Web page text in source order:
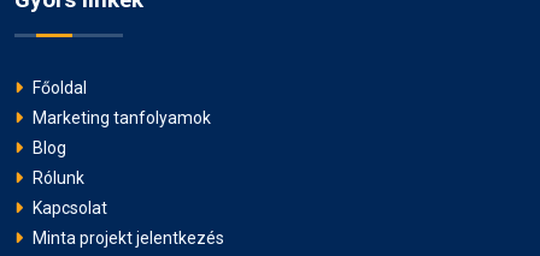
Főoldal
Marketing tanfolyamok
Blog
Rólunk
Kapcsolat
Minta projekt jelentkezés